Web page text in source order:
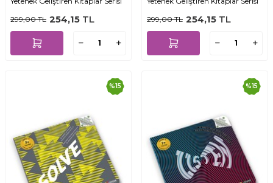
299,00TL 254,15 TL 299,00TL 254,15 TL
%15 %15